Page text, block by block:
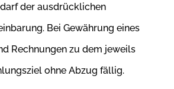
der ausdrücklichen
Bei Gewährung eines
Rechnungen zu dem jeweils
ohne Abzug fällig.